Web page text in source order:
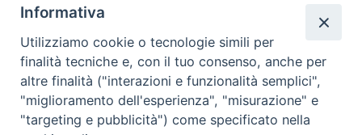
Redazione
Scrivici
Informativa
Utilizziamo cookie o tecnologie simili per
finalità tecniche e, con il tuo consenso, anche per
altre finalità ("interazioni e funzionalità semplici",
"miglioramento dell'esperienza", "misurazione" e
"targeting e pubblicità") come specificato nella